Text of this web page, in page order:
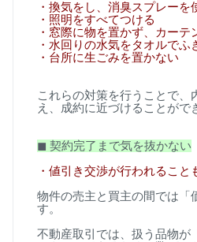
・換気をし、消臭スプレーを
・照明をすべてつける
・窓際に物を置かず、カーテ
・水回りの水気をタオルでふ
・台所に生ごみを置かない
これらの対策を行うことで、
え、成約に近づけることがで
◼ 契約完了まで気を抜かない
・値引き交渉が行われること
物件の売主と買主の間では「
す。
不動産取引では、扱う品物が